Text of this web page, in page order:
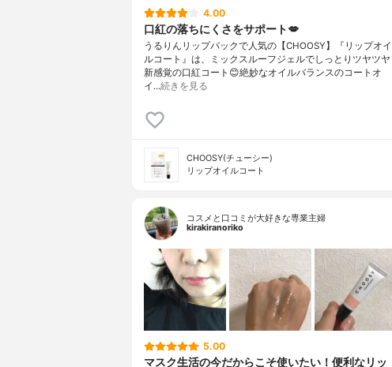
4.00
口紅の落ちにくさをサポート💋
うるりんリップパックで人気の【CHOOSY】『リップオイ
ルコート』は、ミックスルーフジェルでしっとりツヤツヤ
新感覚の口紅コート😊絶妙なオイルバランスのコートオ
イ…続きを見る
CHOOSY(チューシー)
リップオイルコート
コスメと口コミが大好きな専業主婦
kirakiranoriko
5.00
マスク生活の今だからこそ使いたい！便利なリッ